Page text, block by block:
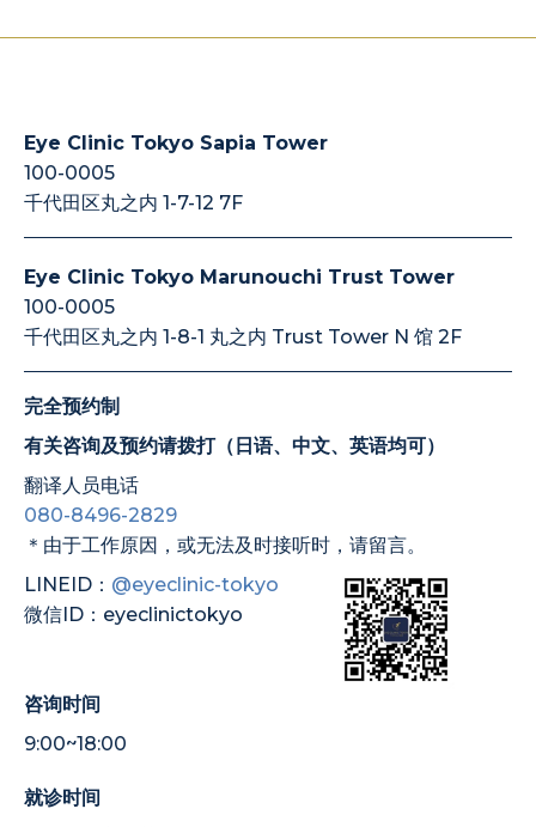
Eye Clinic Tokyo Sapia Tower
100-0005
千代田区丸之内 1-7-12 7F
Eye Clinic Tokyo Marunouchi Trust Tower
100-0005
千代田区丸之内 1-8-1 丸之内 Trust Tower N 馆 2F
完全预约制
有关咨询及预约请拨打（日语、中文、英语均可）
翻译人员电话
080-8496-2829
＊由于工作原因，或无法及时接听时，请留言。
LINEID： @eyeclinic-tokyo
微信ID：eyeclinictokyo
咨询时间
9:00~18:00
就诊时间